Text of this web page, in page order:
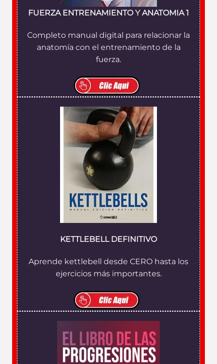
FUERZA ENTRENAMIENTO Y ANATOMIA 1
Completo manual digital para relacionar la
anatomía con el entrenamiento de la
fuerza.
KETTLEBELL DEFINITIVO
Aprende kettlebell desde CERO hasta los
ejercicios más importantes.